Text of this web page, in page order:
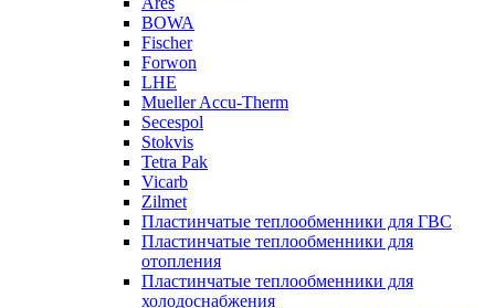
BOWA
Fischer
Forwon
LHE
Mueller Accu-Therm
Secespol
Stokvis
Tetra Pak
Vicarb
Zilmet
Пластинчатые теплообменники для ГВС
Пластинчатые теплообменники для
отопления
Пластинчатые теплообменники для
холодоснабжения